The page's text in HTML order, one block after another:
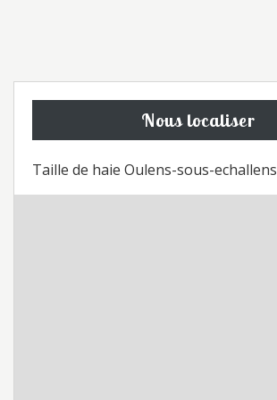
Nous localiser
Taille de haie Oulens-sous-echallens